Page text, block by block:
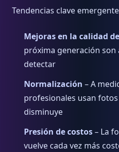
Tendencias clave
Mejoras en la calidad
próxima generación son
detectar
Normalización – A
profesionales usan
disminuye
Presión de costos– La
vuelve cada vez más